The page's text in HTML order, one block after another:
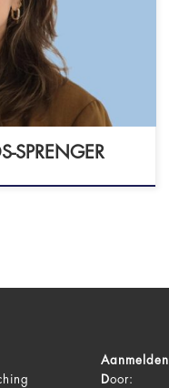
mogelijk -
29928498125)
SPRENGER
Aanmelden
Door: